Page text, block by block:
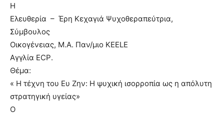
Η
Ελευθερία – Έρη Κεχαγιά Ψυχοθεραπεύτρια,
Σύμβουλος
Οικογένειας, Μ.Α. Παν/μιο KEELE
Αγγλία ECP.
Θέμα:
« Η τέχνη του Ευ Ζην: Η ψυχική ισορροπία ως η απόλυτη
στρατηγική υγείας»
Ο